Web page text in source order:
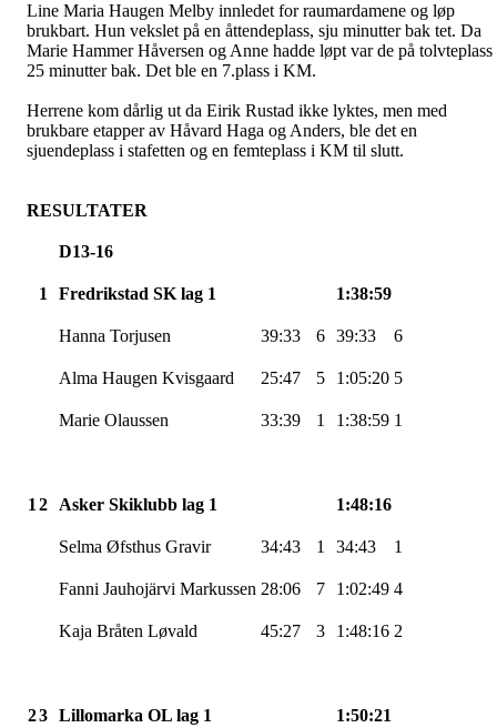
Line Maria Haugen Melby innledet forraumardamene og løp
brukbart. Hun vekslet på en åttendeplass, sju minutter bak tet. Da
Marie HammerHåversen og Anne hadde løpt var de på tolvteplass
25 minutter bak. Det ble en 7.plass i KM.
Herrene kom dårlig ut da Eirik Rustad ikke lyktes, men med
brukbare etapper av Håvard Haga og Anders, ble det en
sjuendeplass i stafetten og en femteplass i KM til slutt.
RESULTATER
D13-16
1 Fredrikstad SK lag 1 1:38:59
Hanna Torjusen 39:33 6 39:33 6
Alma Haugen Kvisgaard 25:47 5 1:05:20 5
Marie Olaussen 33:39 1 1:38:59 1
1 2 Asker Skiklubb lag 1 1:48:16
Selma Øfsthus Gravir 34:43 1 34:43 1
Fanni Jauhojärvi Markussen 28:06 7 1:02:49 4
Kaja Bråten Løvald 45:27 3 1:48:16 2
23 Lillomarka OL lag 1 1:50:21